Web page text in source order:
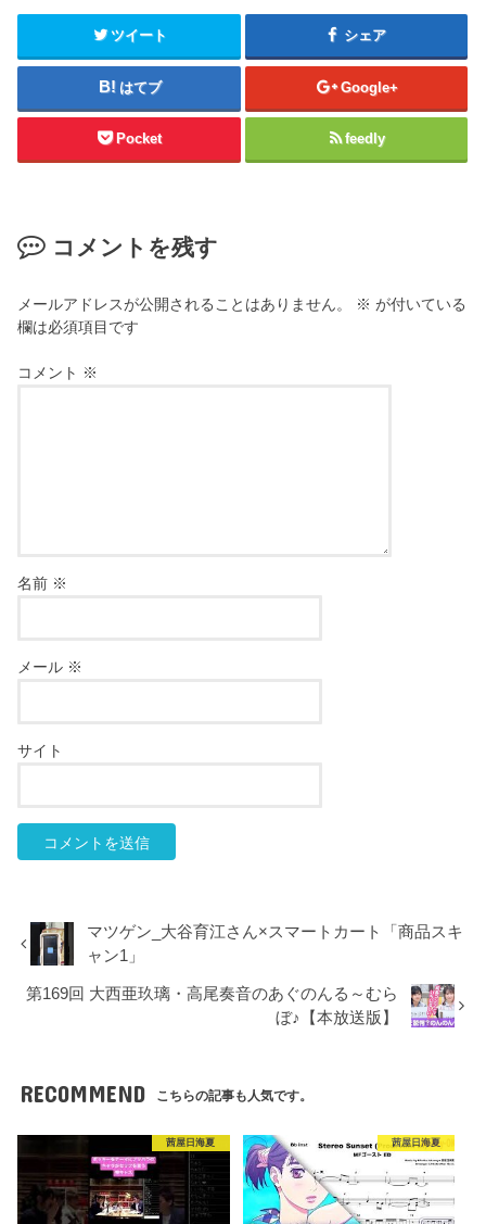
ツイート シェア
はてブ Google+
Pocket feedly
コメントを残す
メールアドレスが公開されることはありません。 ※ が付いている
欄は必須項目です
コメント ※
名前 ※
メール ※
サイト
マツゲン_大谷育江さん×スマートカート「商品スキ
ャン1」
第169回 大西亜玖璃・高尾奏音のあぐのんる～むら
ぼ♪【本放送版】
RECOMMEND こちらの記事も人気です。
茜屋日海夏 茜屋日海夏